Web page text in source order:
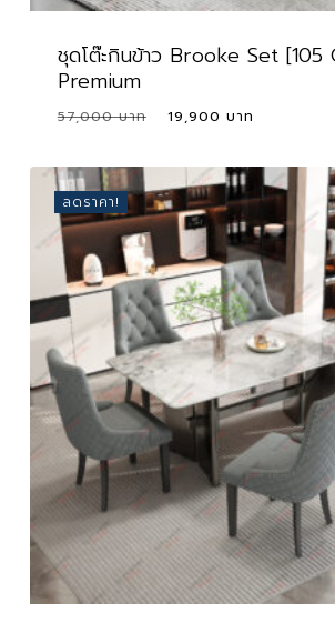
ชุดโต๊ะกินข้าว Brooke Set [105
Premium
57,000
Original
was:
57,000 ฿.
19,900
is:
19,900 ฿.
ลดราคา!